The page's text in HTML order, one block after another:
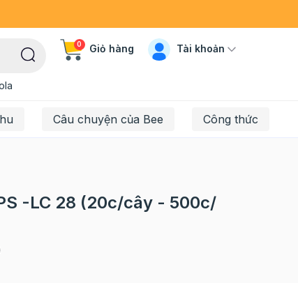
0 Giỏ hàng Tài khoản
Câu chuyện của Bee Công thức
-LC 28 (20c/cây - 500c/